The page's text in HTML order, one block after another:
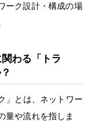
ーク設計・構成の場
わる「トラ
」とは、ネットワー
量や流れを指しま